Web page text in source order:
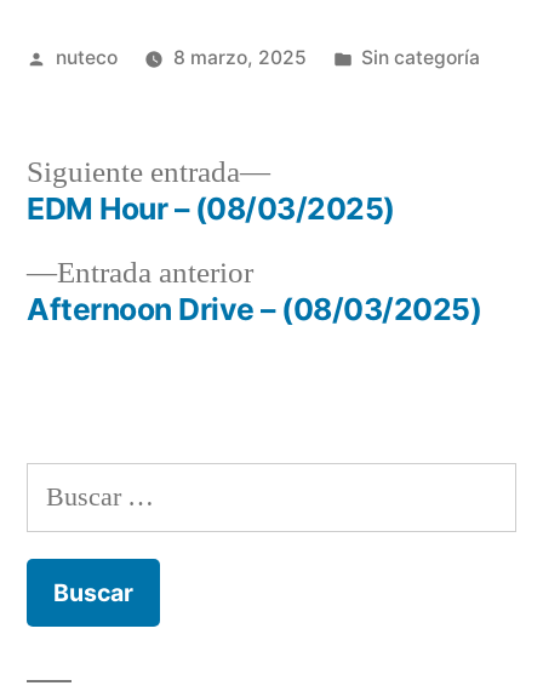
Publicada
nuteco 8 marzo, 2025
Publicada
Sin categoría
Navegación
deEntrada anteriorEntrada
anterior:
Afternoon Drive – (08/03/2025)
Siguiente entrada
Siguiente
entrada:
EDM Hour – (08/03/2025)
Buscar: